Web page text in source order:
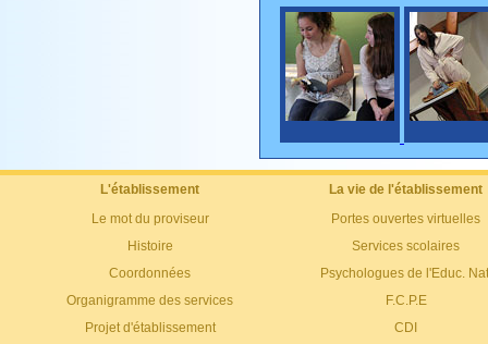
L'établissement
La vie de l'établissement
Le mot du proviseur
Histoire
Coordonnées
Organigramme des services
Projet d'établissement
Portes ouvertes virtuelles
Services scolaires
Psychologues de l'Educ.
F.C.P.E
CDI